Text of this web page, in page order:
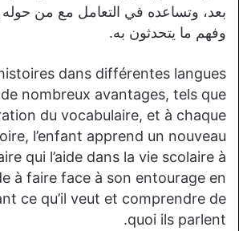
بعد، وتساعده في التعامل مع من حوله
وفهم ما يتحدثون به.
dans différentes langues
nombreux avantages, tels que
du vocabulaire, et à chaque
l’enfant apprend un nouveau
qui l’aide dans la vie scolaire à
à faire face à son entourage en
ce qu’il veut et comprendre de
quoi ils parlent.